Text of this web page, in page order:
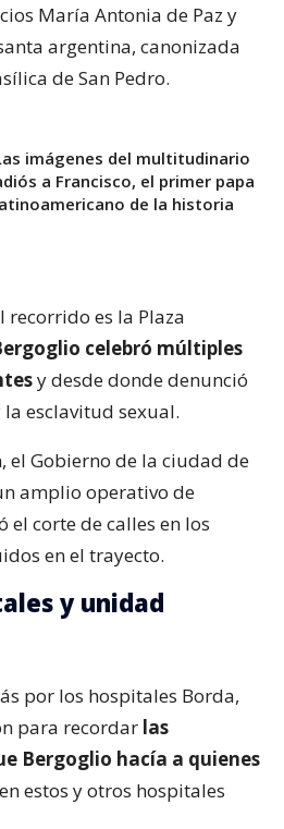
María Antonia de Paz y
argentina, canonizada
de San Pedro.
imágenes del multitudinario
a Francisco, el primer papa
de la historia
es la Plaza
celebró múltiples
y desde donde denunció
esclavitud sexual.
el Gobierno de la ciudad de
amplio operativo de
corte de calles en los
en el trayecto.
y unidad
por los hospitales Borda,
para recordar las
Bergoglio hacía a quienes
en estos y otros hospitales